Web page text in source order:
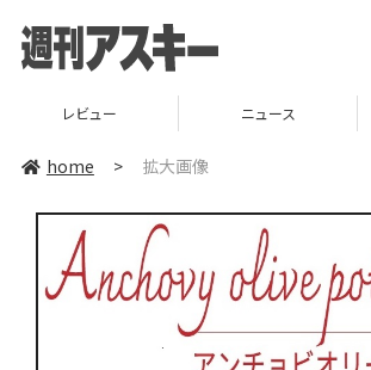
レビュー ニュース
home > 拡大画像